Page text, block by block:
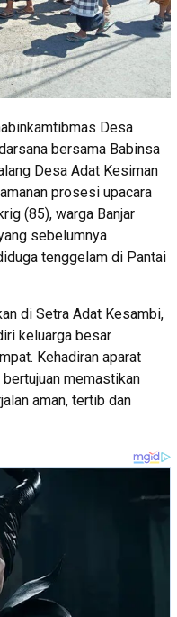
Desa
bersama Babinsa
Desa Adat Kesiman
prosesi upacara
(85), warga Banjar
sebelumnya
tenggelam di Pantai
di Setra Adat Kesambi,
keluarga besar
Kehadiran aparat
memastikan
aman, tertib dan